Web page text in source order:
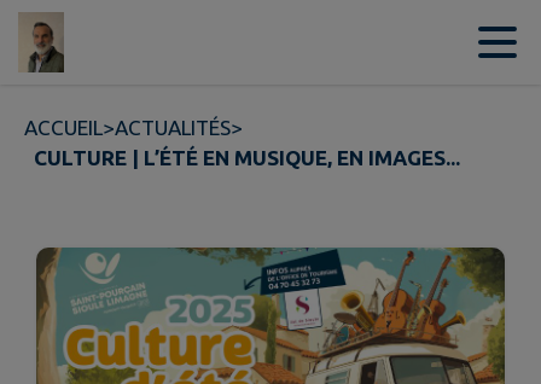
Contenu
ACCUEIL>ACTUALITÉS>
CULTURE | L’ÉTÉ EN MUSIQUE, EN IMAGES...